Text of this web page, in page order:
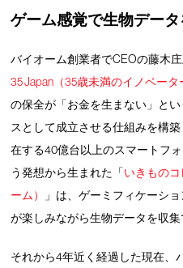
ゲーム感覚で生物デー
バイオーム創業者でCEOの藤木
35 Japan（35歳未満のイノベータ
の保全が「お金を生まない」と
スとして成立させる仕組みを構
在する40億台以上のスマートフ
う発想から生まれた「いきもの
ーム）
」は、ゲーミフィケーシ
が楽しみながら生物データを収集
それから4年近く経過した現在、